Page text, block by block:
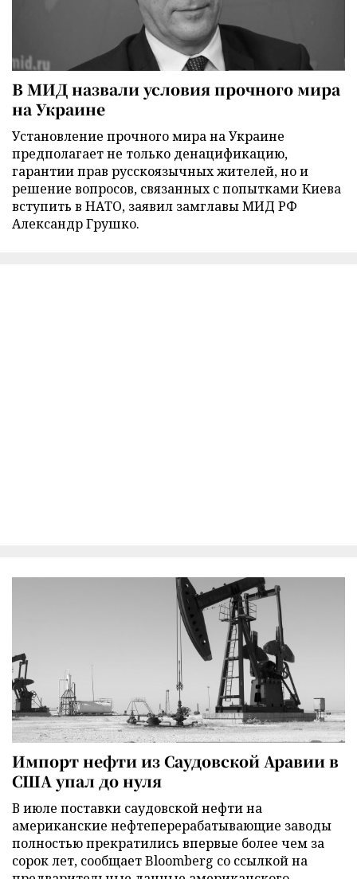
В МИД назвали условия прочного мира
на Украине
Установление прочного мира на Украине
предполагает не только денацификацию,
гарантии прав русскоязычных жителей, но и
решение вопросов, связанных с попытками Киева
вступить в НАТО, заявил замглавы МИД РФ
Александр Грушко.
Импорт нефти из Саудовской Аравии в
США упал до нуля
В июле поставки саудовской нефти на
американские нефтеперерабатывающие заводы
полностью прекратились впервые более чем за
сорок лет, сообщает Bloomberg со ссылкой на